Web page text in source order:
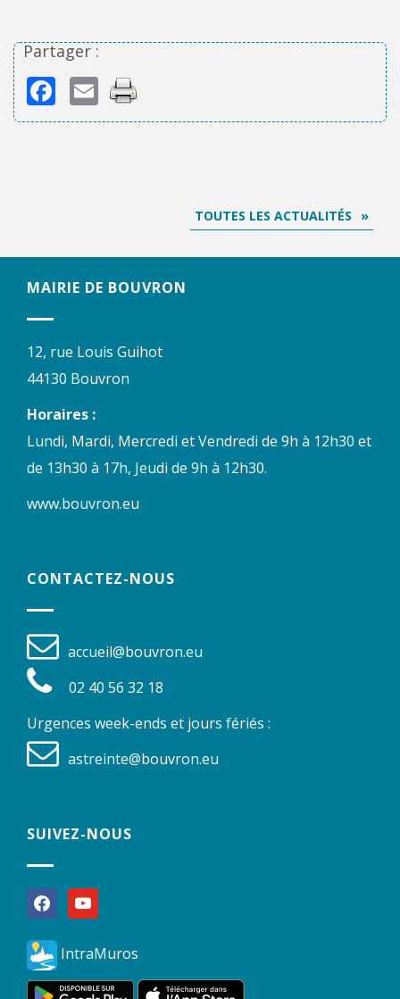
Partager :
Facebook
Email
TOUTES LES ACTUALITÉS
MAIRIE DE BOUVRON
12, rue Louis Guihot
44130 Bouvron
Horaires :
Lundi, Mardi, Mercredi et Vendredi de 9h à 12h30 et
de 13h30 à 17h, Jeudi de 9h à 12h30.
www.bouvron.eu
CONTACTEZ-NOUS
accueil@bouvron.eu
02 40 56 32 18
Urgences week-ends et jours fériés :
astreinte@bouvron.eu
SUIVEZ-NOUS
facebookyoutube
IntraMuros